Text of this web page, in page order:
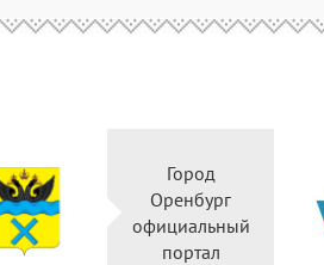
Город
Оренбург
официальный
портал